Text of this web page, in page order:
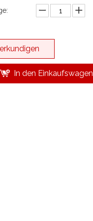
erkundigen
In den Einkaufswagen